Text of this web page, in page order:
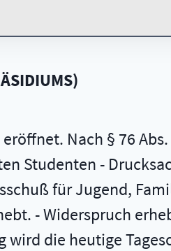
)
Nach § 76
Studenten -
für Jugend,
- Widerspruch
die heutige